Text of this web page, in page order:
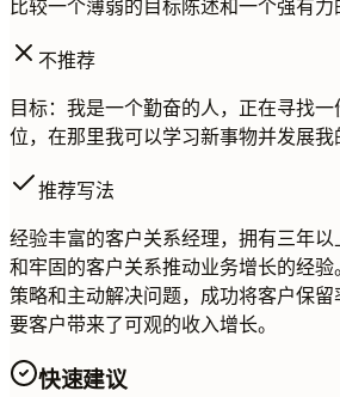
比较一个薄弱的目标陈述和一个强有力
不推荐
目标：我是一个勤奋的人，正在寻找
位，在那里我可以学习新事物并发展我
推荐写法
经验丰富的客户关系经理，拥有三年
和牢固的客户关系推动业务增长的经
策略和主动解决问题，成功将客户保
要客户带来了可观的收入增长。
快速建议